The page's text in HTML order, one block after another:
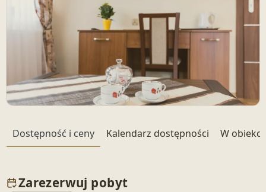
Dostępność i ceny Kalendarz dostępności W
Zarezerwuj pobyt